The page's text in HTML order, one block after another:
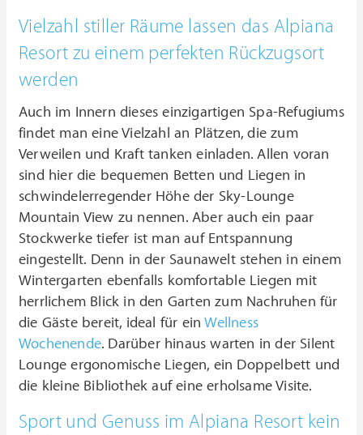
Vielzahl stiller Räume lassen das Alpiana
Resort zu einem perfekten Rückzugsort
werden
Auch im Innern dieses einzigartigen Spa-Refugiums
findet man eine Vielzahl an Plätzen, die zum
Verweilen und Kraft tanken einladen. Allen voran
sind hier die bequemen Betten und Liegen in
schwindelerregender Höhe der Sky-Lounge
Mountain View zu nennen. Aber auch ein paar
Stockwerke tiefer ist man auf Entspannung
eingestellt. Denn in der Saunawelt stehen in einem
Wintergarten ebenfalls komfortable Liegen mit
herrlichem Blick in den Garten zum Nachruhen für
die Gäste bereit, ideal für einWellness
Wochenende. Darüber hinaus warten in der Silent
Lounge ergonomische Liegen, ein Doppelbett und
die kleine Bibliothek auf eine erholsame Visite.
Sport und Genuss im Alpiana Resort kein